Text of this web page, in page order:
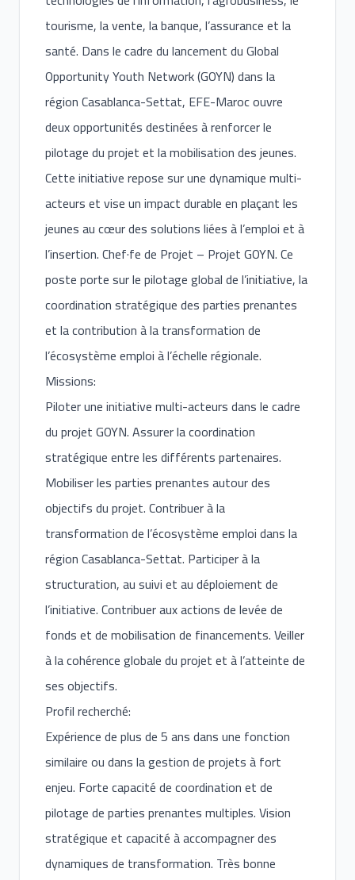
tourisme, la vente, la banque, l’assurance et la
santé. Dans le cadre du lancement du Global
Opportunity Youth Network (GOYN) dans la
région Casablanca-Settat, EFE-Maroc ouvre
deux opportunités destinées à renforcer le
pilotage du projet et la mobilisation des jeunes.
Cette initiative repose sur une dynamique multi-
acteurs et vise un impact durable en plaçant les
jeunes au cœur des solutions liées à l’emploi et à
l’insertion. Chef·fe de Projet – Projet GOYN. Ce
poste porte sur le pilotage global de l’initiative, la
coordination stratégique des parties prenantes
et la contribution à la transformation de
l’écosystème emploi à l’échelle régionale.
Missions:
Piloter une initiative multi-acteurs dans le cadre
du projet GOYN. Assurer la coordination
stratégique entre les différents partenaires.
Mobiliser les parties prenantes autour des
objectifs du projet. Contribuer à la
transformation de l’écosystème emploi dans la
région Casablanca-Settat. Participer à la
structuration, au suivi et au déploiement de
l’initiative. Contribuer aux actions de levée de
fonds et de mobilisation de financements. Veiller
à la cohérence globale du projet et à l’atteinte de
ses objectifs.
Profil recherché:
Expérience de plus de 5 ans dans une fonction
similaire ou dans la gestion de projets à fort
enjeu. Forte capacité de coordination et de
pilotage de parties prenantes multiples. Vision
stratégique et capacité à accompagner des
dynamiques de transformation. Très bonne